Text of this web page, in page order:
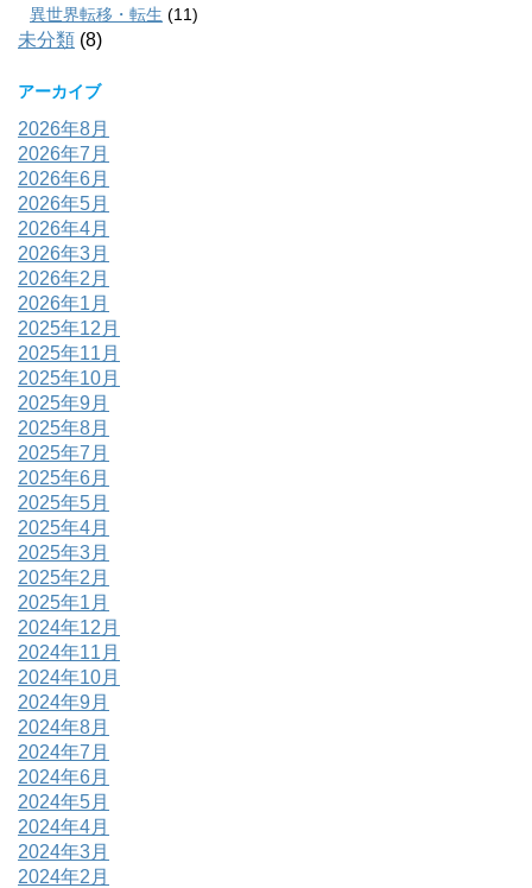
異世界転移・転生 (11)
未分類 (8)
アーカイブ
2026年8月
2026年7月
2026年6月
2026年5月
2026年4月
2026年3月
2026年2月
2026年1月
2025年12月
2025年11月
2025年10月
2025年9月
2025年8月
2025年7月
2025年6月
2025年5月
2025年4月
2025年3月
2025年2月
2025年1月
2024年12月
2024年11月
2024年10月
2024年9月
2024年8月
2024年7月
2024年6月
2024年5月
2024年4月
2024年3月
2024年2月